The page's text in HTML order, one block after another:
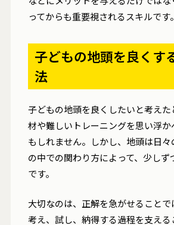
ってからも重要視されるスキルです。
子どもの地頭を良くす
法
子どもの地頭を良くしたいと考えた
材や難しいトレーニングを思い浮
もしれません。しかし、地頭は日
の中での関わり方によって、少しず
です。
大切なのは、正解を急がせること
考え、試し、納得する過程を支える